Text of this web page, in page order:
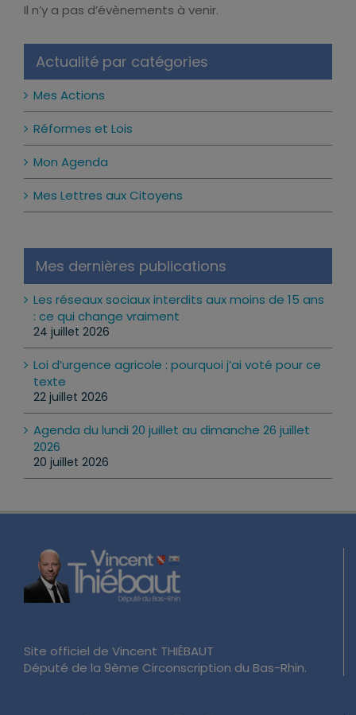
Notice
Il n’y a pas d’évènements à venir.
Actualité par catégories
Mes Actions
Réformes et Lois
Mon Agenda
Mes Lettres aux Citoyens
Mes dernières publications
Les réseaux sociaux interdits aux moins de 15 ans
: ce qui change vraiment
24 juillet 2026
Loi d’urgence agricole : pourquoi j’ai voté pour ce
texte
22 juillet 2026
Agenda du lundi 20 juillet au dimanche 26 juillet
2026
20 juillet 2026
Site officiel de Vincent THIÉBAUT
Député de la 9ème Circonscription du Bas-Rhin.